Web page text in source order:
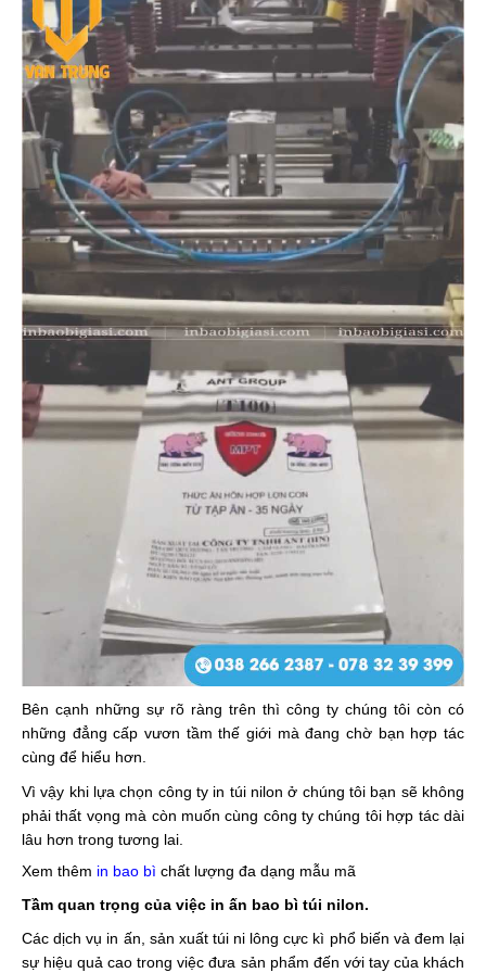
Bên cạnh những sự rõ ràng trên thì công ty chúng tôi còn có
những đẳng cấp vươn tầm thế giới mà đang chờ bạn hợp tác
cùng để hiểu hơn.
Vì vậy khi lựa chọn công ty in túi nilon ở chúng tôi bạn sẽ không
phải thất vọng mà còn muốn cùng công ty chúng tôi hợp tác dài
lâu hơn trong tương lai.
Xem thêm in bao bì chất lượng đa dạng mẫu mã
Tầm quan trọng của việc in ấn bao bì túi nilon.
Các dịch vụ in ấn, sản xuất túi ni lông cực kì phổ biến và đem lại
sự hiệu quả cao trong việc đưa sản phẩm đến với tay của khách